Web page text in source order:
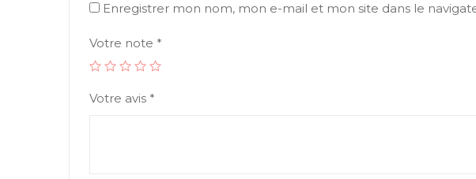
Enregistrer mon nom, mon e-mail et mon site dans le
Votre note *
Votre avis *